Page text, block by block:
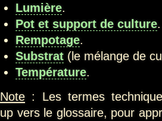
Lumière.
Pot et support de culture.
Rempotage.
Substrat(le mélange de
Température.
Note : Les termes
up vers le glossaire, pour